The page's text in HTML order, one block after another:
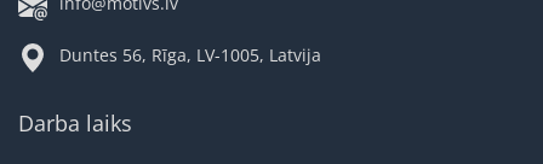
Duntes 56, Rīga, LV-1005, Latvija
Darba laiks